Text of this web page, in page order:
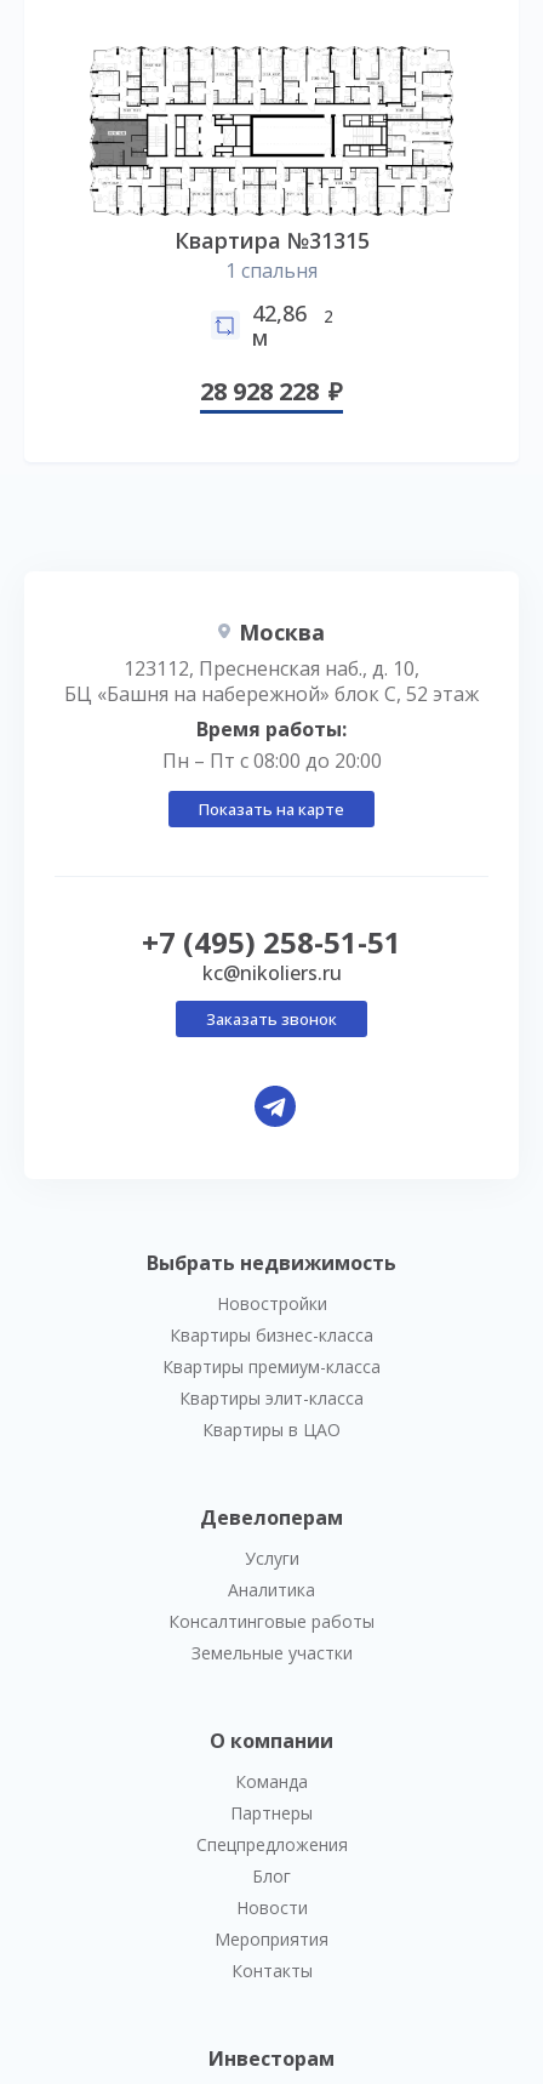
Квартира №31315
1 спальня
42,86
м
2
28 928 228
Выбрать недвижимость
Новостройки
Квартиры бизнес-класса
Квартиры премиум-класса
Квартиры элит-класса
Квартиры в ЦАО
Девелоперам
Услуги
Аналитика
Консалтинговые работы
Земельные участки
О компании
Команда
Партнеры
Спецпредложения
Блог
Новости
Мероприятия
Контакты
Инвесторам
Москва
123112, Пресненская наб., д. 10,
БЦ «Башня на набережной» блок С, 52 этаж
Время работы:
Пн – Пт с 08:00 до 20:00
Показать на карте
+7 (495) 258-51-51
kc@nikoliers.ru
Заказать звонок